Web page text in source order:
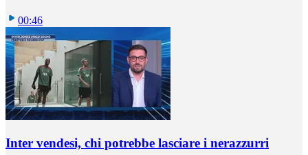
00:46
Inter vendesi, chi potrebbe lasciare i nerazzurri